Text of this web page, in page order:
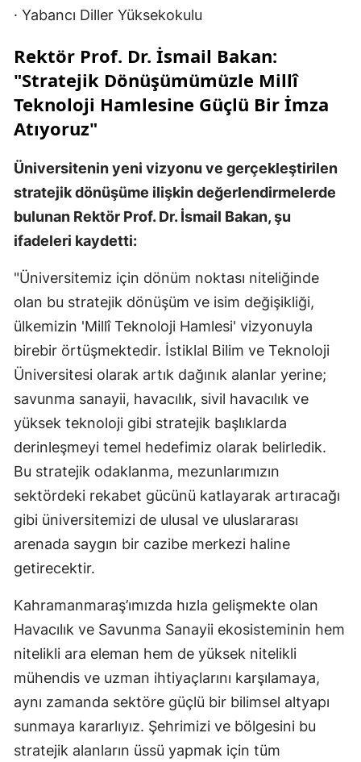
· Yabancı Diller Yüksekokulu
Rektör Prof. Dr. İsmail Bakan:
"Stratejik Dönüşümümüzle Millî
Teknoloji Hamlesine Güçlü Bir İmza
Atıyoruz"
Üniversitenin yeni vizyonu ve gerçekleştirilen
stratejik dönüşüme ilişkin değerlendirmelerde
bulunan Rektör Prof. Dr. İsmail Bakan, şu
ifadeleri kaydetti:
"Üniversitemiz için dönüm noktası niteliğinde
olan bu stratejik dönüşüm ve isim değişikliği,
ülkemizin 'Millî Teknoloji Hamlesi' vizyonuyla
birebir örtüşmektedir. İstiklal Bilim ve Teknoloji
Üniversitesi olarak artık dağınık alanlar yerine;
savunma sanayii, havacılık, sivil havacılık ve
yüksek teknoloji gibi stratejik başlıklarda
derinleşmeyi temel hedefimiz olarak belirledik.
Bu stratejik odaklanma, mezunlarımızın
sektördeki rekabet gücünü katlayarak artıracağı
gibi üniversitemizi de ulusal ve uluslararası
arenada saygın bir cazibe merkezi haline
getirecektir.
Kahramanmaraş’ımızda hızla gelişmekte olan
Havacılık ve Savunma Sanayii ekosisteminin hem
nitelikli ara eleman hem de yüksek nitelikli
mühendis ve uzman ihtiyaçlarını karşılamaya,
aynı zamanda sektöre güçlü bir bilimsel altyapı
sunmaya kararlıyız. Şehrimizi ve bölgesini bu
stratejik alanların üssü yapmak için tüm